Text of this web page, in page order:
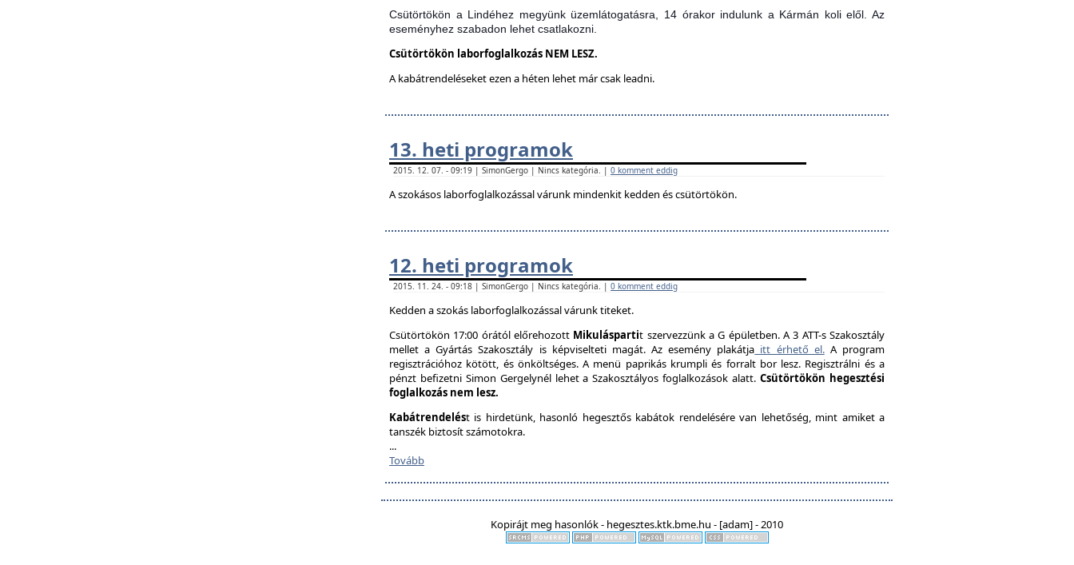
Csütörtökön a Lindéhez megyünk üzemlátogatásra, 14 órakor indulunk a Kármán koli elől. Az
eseményhez szabadon lehet csatlakozni.
Csütörtökön laborfoglalkozás NEM LESZ.
A kabátrendeléseket ezen a héten lehet már csak leadni.
13. heti programok
2015. 12. 07. - 09:19 | SimonGergo | Nincs kategória. | 0 komment eddig
A szokásos laborfoglalkozással várunk mindenkit kedden és csütörtökön.
12. heti programok
2015. 11. 24. - 09:18 | SimonGergo | Nincs kategória. | 0 komment eddig
Kedden a szokás laborfoglalkozással várunk titeket.
Csütörtökön 17:00 órától előrehozott Mikuláspartit szervezzünk a G épületben. A 3 ATT-s Szakosztály
mellet a Gyártás Szakosztály is képviselteti magát. Az esemény plakátja itt érhető el.A program
regisztrációhoz kötött, és önköltséges. A menü paprikás krumpli és forralt bor lesz. Regisztrálni és a
pénzt befizetni Simon Gergelynél lehet a Szakosztályos foglalkozások alatt.Csütörtökön hegesztési
foglalkozás nem lesz.
Kabátrendelést is hirdetünk, hasonló hegesztős kabátok rendelésére van lehetőség, mint amiket a
tanszék biztosít számotokra.
...
Tovább
Kopirájt meg hasonlók - hegesztes.ktk.bme.hu - [adam] - 2010